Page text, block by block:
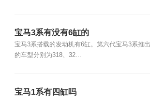
宝马3系有没有6缸的
宝马3系搭载的发动机有6缸。第六代宝马3系推出
的车型分别为318、32...
宝马1系有四缸吗